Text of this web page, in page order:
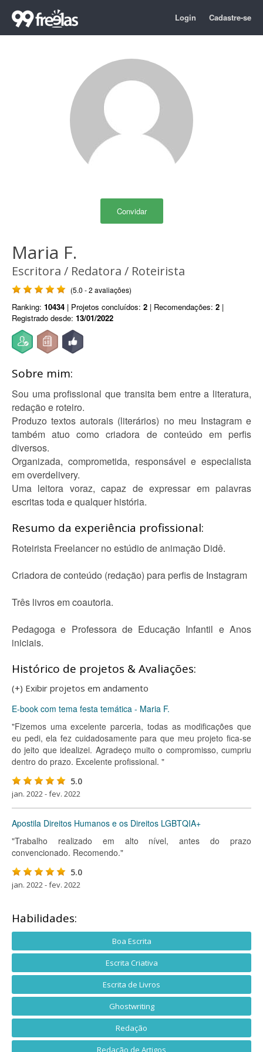
Login Cadastre-se
Convidar
Maria F.
Escritora / Redatora / Roteirista
(5.0 - 2 avaliações)
Ranking: 10434 | Projetos concluídos: 2 | Recomendações: 2 |
Registrado desde: 13/01/2022
Sobre mim:
Sou uma profissional que transita bem entre a literatura,
redação e roteiro.
Produzo textos autorais (literários) no meu Instagram e
também atuo como criadora de conteúdo em perfis
diversos.
Organizada, comprometida, responsável e especialista
em overdelivery.
Uma leitora voraz, capaz de expressar em palavras
escritas toda e qualquer história.
Resumo da experiência profissional:
Roteirista Freelancer no estúdio de animação Didê.
Criadora de conteúdo (redação) para perfis de Instagram
Três livros em coautoria.
Pedagoga e Professora de Educação Infantil e Anos
iniciais.
Histórico de projetos & Avaliações:
(+) Exibir projetos em andamento
E-book com tema festa temática - Maria F.
"Fizemos uma excelente parceria, todas as modificações que
eu pedi, ela fez cuidadosamente para que meu projeto fica-se
do jeito que idealizei. Agradeço muito o compromisso, cumpriu
dentro do prazo. Excelente profissional. "
5.0
jan. 2022 - fev. 2022
Apostila Direitos Humanos e os Direitos LGBTQIA+
"Trabalho realizado em alto nível, antes do prazo
convencionado. Recomendo."
5.0
jan. 2022 - fev. 2022
Habilidades:
Boa Escrita
Escrita Criativa
Escrita de Livros
Ghostwriting
Redação
Redação de Artigos